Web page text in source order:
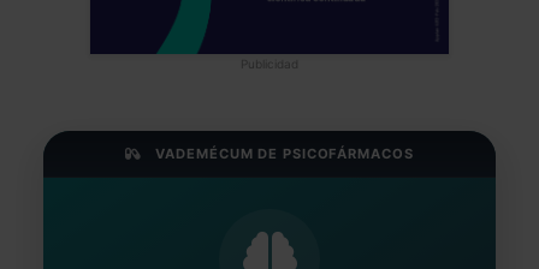
Publicidad
VADEMÉCUM DE PSICOFÁRMACOS